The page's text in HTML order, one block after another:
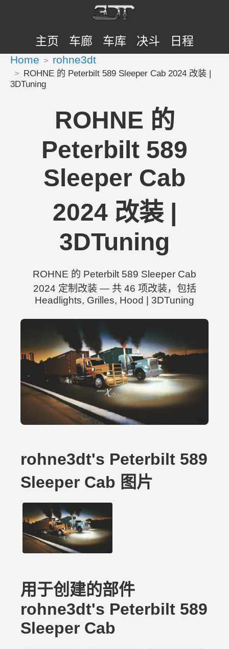
主页 车廊 车库 决斗 日程
Home rohne3dt
ROHNE 的 Peterbilt 589 Sleeper Cab 2024 改装 |
3DTuning
ROHNE 的
Peterbilt 589
Sleeper Cab
2024 改装 |
3DTuning
ROHNE 的 Peterbilt 589 Sleeper Cab
2024 定制改装 — 共 46 项改装，包括
Headlights, Grilles, Hood | 3DTuning
rohne3dt's Peterbilt 589
Sleeper Cab 图片
用于创建的部件
rohne3dt's Peterbilt 589
Sleeper Cab